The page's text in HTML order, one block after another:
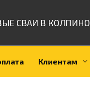
СВАИ В КОЛПИНО
Клиентам